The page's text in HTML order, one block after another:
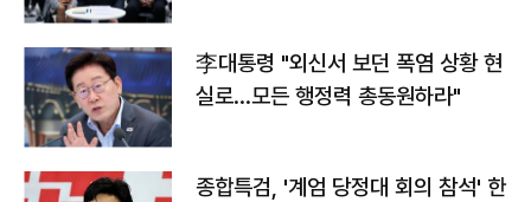
李대통령 "외신서 보던 폭염 상황 현
실로…모든 행정력 총동원하라"
종합특검, '계엄 당정대 회의 참석' 한